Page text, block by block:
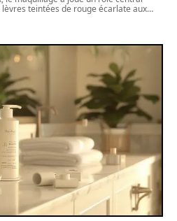
teintées de rouge écarlate aux…